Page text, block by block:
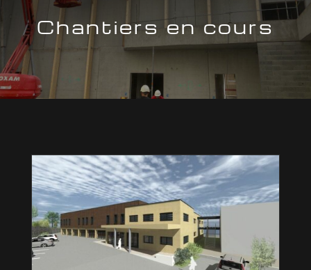
Chantiers en cours